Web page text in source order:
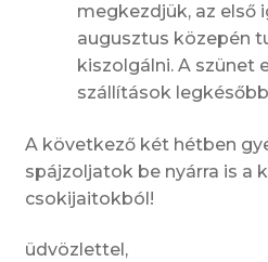
megkezdjük, az első
augusztus közepén
kiszolgálni. A szünet
szállítások
A következő két hétben
spájzoljatok be nyárra is a
csokijaitokból!
üdvözlettel,